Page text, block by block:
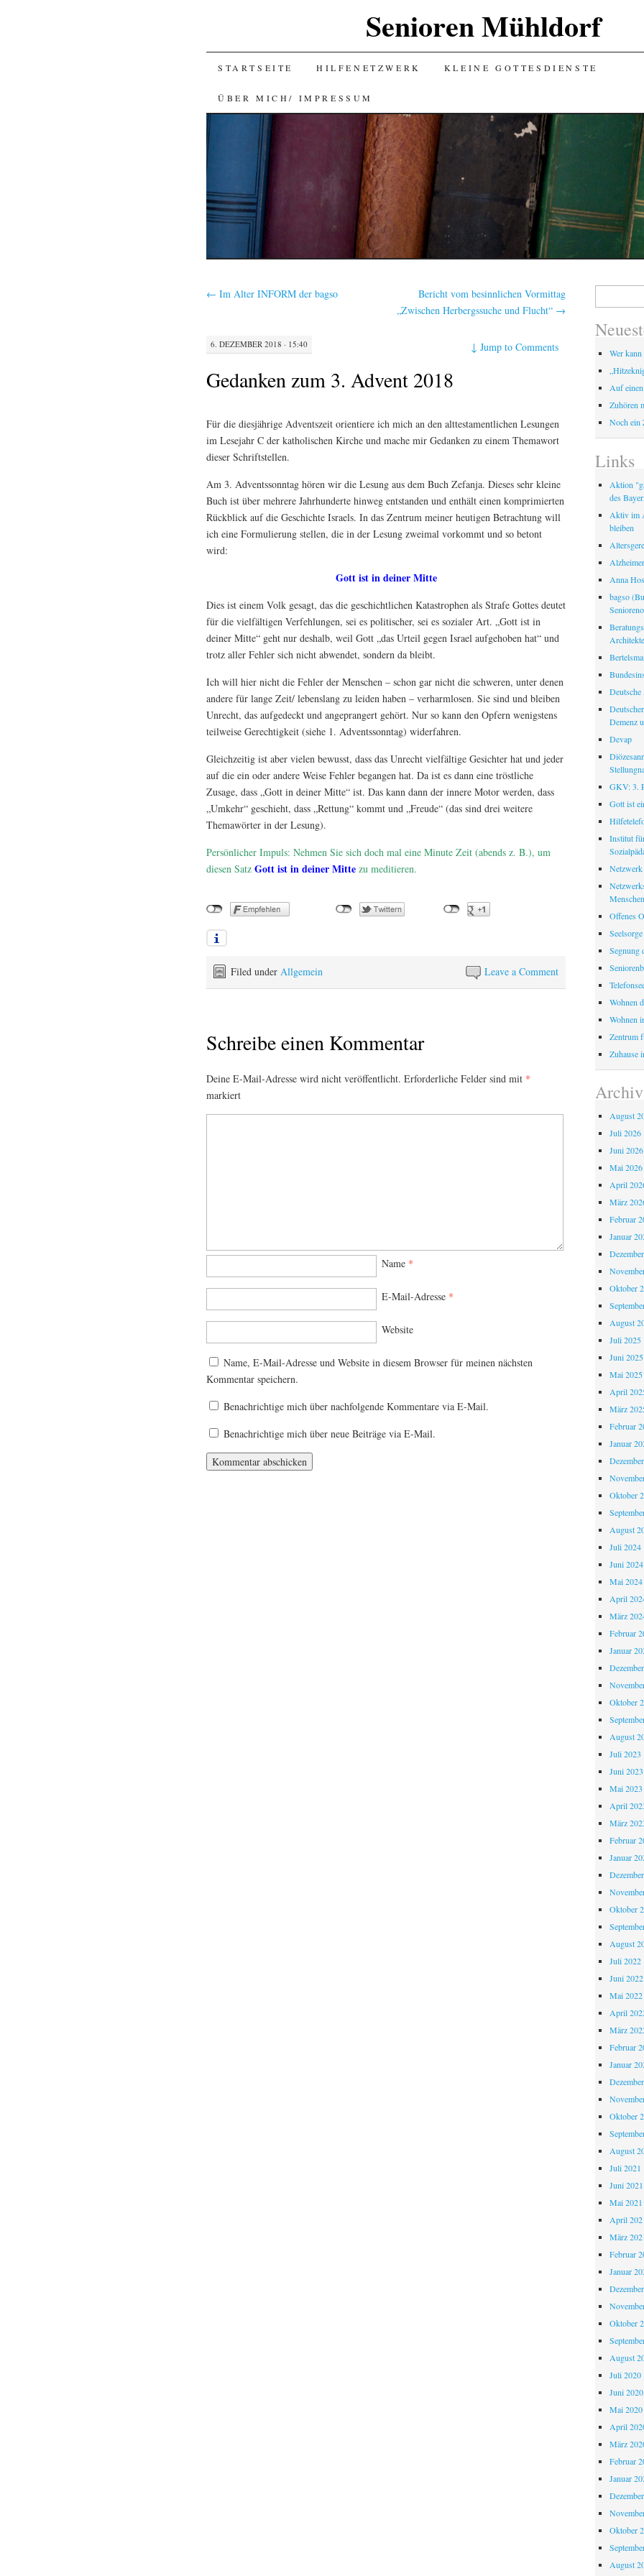
Senioren Mühldorf
SKIP
TO
CONTENT
STARTSEITE HILFENETZWERK KLEINE GOTTESDIENSTE
ÜBER MICH/ IMPRESSUM
← Im Alter INFORM der bagso
Bericht vom besinnlichen Vormittag
„Zwischen Herbergssuche und Flucht“ →
6. DEZEMBER 2018 · 15:40 ↓Jump to Comments
Gedanken zum 3. Advent 2018
Für die diesjährige Adventszeit orientiere ich mich an den alttestamentlichen Lesungen
im Lesejahr C der katholischen Kirche und mache mir Gedanken zu einem Themawort
dieser Schriftstellen.
Am 3. Adventssonntag hören wir die Lesung aus dem Buch Zefanja. Dieses sehr kleine
Buch ist über mehrere Jahrhunderte hinweg entstanden und enthält einen komprimierten
Rückblick auf die Geschichte Israels. In das Zentrum meiner heutigen Betrachtung will
ich eine Formulierung stellen, die in der Lesung zweimal vorkommt und so betont
wird:
Gott ist in deiner Mitte
Dies ist einem Volk gesagt, das die geschichtlichen Katastrophen als Strafe Gottes deutet
für die vielfältigen Verfehlungen, sei es politischer, sei es sozialer Art. „Gott ist in
deiner Mitte“ geht nur deshalb, weil Gott „das Urteil gegen Israel aufgehoben hat“ und
trotz aller Fehler sich nicht abwendet, sondern da bleibt.
Ich will hier nicht die Fehler der Menschen – schon gar nicht die schweren, unter denen
andere für lange Zeit/ lebenslang zu leiden haben – verharmlosen. Sie sind und bleiben
Unrecht, das aufgedeckt und angeprangert gehört. Nur so kann den Opfern wenigstens
teilweise Gerechtigkeit (siehe 1. Adventssonntag) widerfahren.
Gleichzeitig ist aber vielen bewusst, dass das Unrecht vielfältige Gesichter hat und jeder
auf die ein oder andere Weise Fehler begangen hat. Da ist es dann eine tröstliche
Zusage, dass „Gott in deiner Mitte“ ist. Das kann dann der innere Motor werden, dass
„Umkehr“ geschieht, dass „Rettung“ kommt und „Freude“ (das sind drei weitere
Themawörter in der Lesung).
Persönlicher Impuls: Nehmen Sie sich doch mal eine Minute Zeit (abends z. B.), um
diesen Satz Gott ist in deiner Mitte zu meditieren.
Leave a Comment
Filed under Allgemein
Schreibe einen Kommentar
Deine E-Mail-Adresse wird nicht veröffentlicht. Erforderliche Felder sind mit *
markiert
Name *
E-Mail-Adresse *
Website
Name, E-Mail-Adresse und Website in diesem Browser für meinen nächsten
Kommentar speichern.
Benachrichtige mich über nachfolgende Kommentare via E-Mail.
Benachrichtige mich über neue Beiträge via E-Mail.
Wer kann
Auf
Zuhören
Noch ein
Links
Aktion
des
Aktiv im
bleiben
Anna
bagso
Demenz
Devap
GKV: 3.
Gott ist
Institut
Offenes
Segnung
Wohnen
Wohnen
Zentrum
Zuhause
Archiv
August
Juli 2026
Juni 2026
Mai 2026
April
März
Februar
Januar
Oktober
August
Juli 2025
Juni 2025
Mai 2025
April
März
Februar
Januar
Oktober
August
Juli 2024
Juni 2024
Mai 2024
April
März
Februar
Januar
Oktober
August
Juli 2023
Juni 2023
Mai 2023
April
März
Februar
Januar
Oktober
August
Juli 2022
Juni 2022
Mai 2022
April
März
Februar
Januar
Oktober
August
Juli 2021
Juni 2021
Mai 2021
April
März
Februar
Januar
Oktober
August
Juli 2020
Juni 2020
Mai 2020
April
März
Februar
Januar
Oktober
August